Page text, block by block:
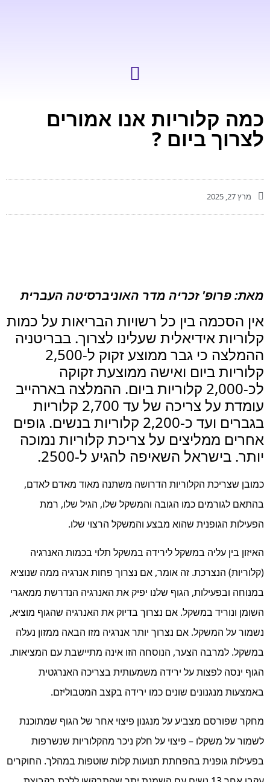
כמה קלוריות אנו אמורים
לצרוך ביום ?
מרץ 27, 2025
מאת: פרופ' זכריה מדר האוניברסיטה העברית
אין הסכמה בין כל רשויות הבריאות על כמות
קלוריות אידיאלית שעלינו לצרוך. בבריטניה
ההמלצה כי גבר ממוצע זקוק ל-2,500
קלוריות ביום ואישה ממוצעת זקוקה
לכ-2,000 קלוריות ביום. ההמלצה בארהייב
עומדת על צריכה של עד 2,700 קלוריות
בגברים ועד כ-2,200 קלוריות בנשים. גופים
אחרים ממליצים על צריכת קלוריות נמוכה
יותר. בישראל השאיפה להגיע ל-2500.
כמובן שצריכת הקלוריות הדרושה משתנה מאוד מאדם לאדם,
בהתאם לגורמים כמו הגובה והמשקל שלו, הגיל שלו, רמת
הפעילות הגופנית שהוא מבצע והמשקל הרצוי שלו.
האיזון בין עליה במשקל לירידה במשקל תלוי בכמות האנרגיה
(קלוריות) הנצרכת. זה אומר, אם נצרוך פחות אנרגיה ממה שנוציא
במנוחה ובפעילות, הגוף שלנו יפיק את האנרגיה הנדרשת ממאגרי
השומן ונוריד במשקל. אם נצרוך בדיוק את האנרגיה שהגוף מוציא,
נשמור על המשקל. אם נצרוך יותר אנרגיה מזו הבאה ממזון נעלה
במשקל. למרבה הצער, הנוסחה הזו אינה מתיישבת עם המציאות.
הגוף ינסה לפצות על ירידה משמעותית בצריכה האנרגטית
באמצעות מנגנונים שונים כמו ירידה בקצב המטבוליזם.
מחקר שפורסם מצביע על מנגנון פיצוי אחר של הגוף שמתוכנת
לשמור על משקלו – פיצוי על חלק ניכר מהקלוריות שנשרפות
בפעילות גופנית בהפחתת תנועות קלות שוטפות במהלך. החוקרים